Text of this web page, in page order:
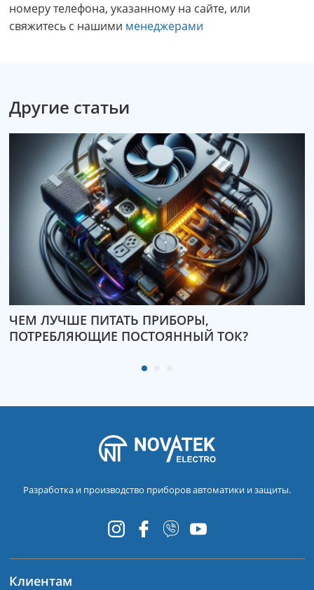
номеру телефона, указанному на сайте, или
свяжитесь с нашими менеджерами
Другие статьи
ЧЕМ ЛУЧШЕ ПИТАТЬ ПРИБОРЫ,
ПОТРЕБЛЯЮЩИЕ ПОСТОЯННЫЙ ТОК?
Разработка и производство приборов автоматики и защиты.
Клиентам